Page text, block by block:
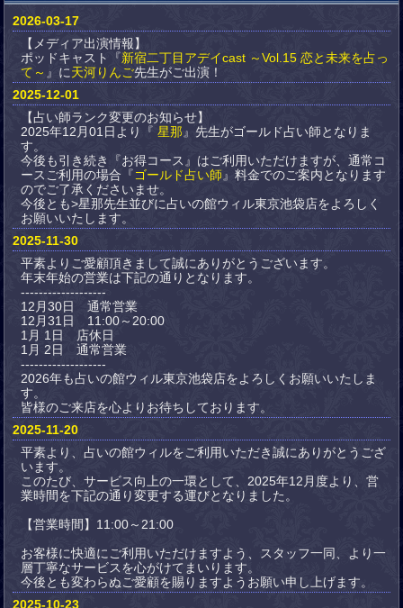
2026-03-17
【メディア出演情報】
ポッドキャスト『新宿二丁目アデイcast ～Vol.15 恋と未来を占っ
て～ 』に天河りんご先生がご出演！
2025-12-01
【占い師ランク変更のお知らせ】
2025年12月01日より『 星那 』先生がゴールド占い師となりま
す。
今後も引き続き『お得コース』はご利用いただけますが、通常コ
ースご利用の場合『ゴールド占い師 』料金でのご案内となります
のでご了承くださいませ。
今後とも>星那先生並びに占いの館ウィル東京池袋店をよろしく
お願いいたします。
2025-11-30
平素よりご愛顧頂きまして誠にありがとうございます。
年末年始の営業は下記の通りとなります。
-------------------
12月30日 通常営業
12月31日 11:00～20:00
1月 1日 店休日
1月 2日 通常営業
-------------------
2026年も占いの館ウィル東京池袋店をよろしくお願いいたしま
す。
皆様のご来店を心よりお待ちしております。
2025-11-20
平素より、占いの館ウィルをご利用いただき誠にありがとうござ
います。
このたび、サービス向上の一環として、2025年12月度より、営
業時間を下記の通り変更する運びとなりました。
【営業時間】11:00～21:00
お客様に快適にご利用いただけますよう、スタッフ一同、より一
層丁寧なサービスを心がけてまいります。
今後とも変わらぬご愛顧を賜りますようお願い申し上げます。
2025-10-23